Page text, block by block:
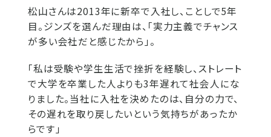
松山さんは2013年に新卒で入社し、ことしで5年
目。ジンズを選んだ理由は、「実力主義でチャンス
が多い会社だと感じたから」。
「私は受験や学生生活で挫折を経験し、ストレート
で大学を卒業した人よりも3年遅れて社会人にな
りました。当社に入社を決めたのは、自分の力で、
その遅れを取り戻したいという気持ちがあったか
らです」